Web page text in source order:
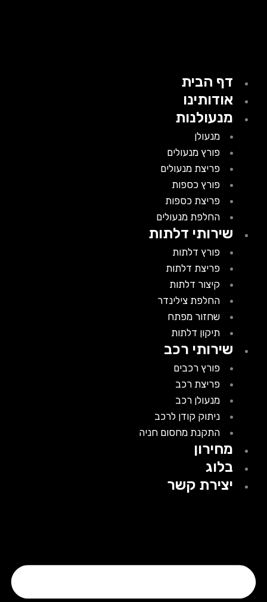
דף הבית
אודותינו
מנעולנות
מנעולן
פורץ מנעולים
פריצת מנעולים
פורץ כספות
פריצת כספות
החלפת מנעולים
שירותי דלתות
פורץ דלתות
פריצת דלתות
קיצור דלתות
החלפת צילינדר
שחזור מפתח
תיקון דלתות
שירותי רכב
פורץ רכבים
פריצת רכב
מנעולן רכב
ניתוק קודן לרכב
התקנת מחסום חניה
מחירון
בלוג
יצירת קשר